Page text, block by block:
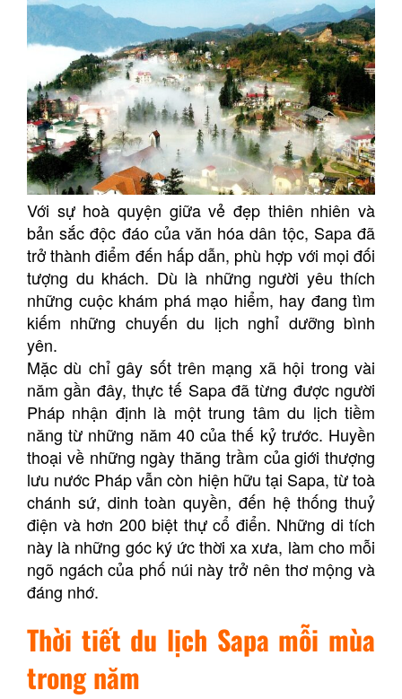
Với sự hoà quyện giữa vẻ đẹp thiên nhiên và
bản sắc độc đáo của văn hóa dân tộc, Sapa đã
trở thành điểm đến hấp dẫn, phù hợp với mọi đối
tượng du khách. Dù là những người yêu thích
những cuộc khám phá mạo hiểm, hay đang tìm
kiếm những chuyến du lịch nghỉ dưỡng bình
yên.
Mặc dù chỉ gây sốt trên mạng xã hội trong vài
năm gần đây, thực tế Sapa đã từng được người
Pháp nhận định là một trung tâm du lịch tiềm
năng từ những năm 40 của thế kỷ trước. Huyền
thoại về những ngày thăng trầm của giới thượng
lưu nước Pháp vẫn còn hiện hữu tại Sapa, từ toà
chánh sứ, dinh toàn quyền, đến hệ thống thuỷ
điện và hơn 200 biệt thự cổ điển. Những di tích
này là những góc ký ức thời xa xưa, làm cho mỗi
ngõ ngách của phố núi này trở nên thơ mộng và
đáng nhớ.
Thời tiết du lịch Sapa mỗi mùa
trong năm